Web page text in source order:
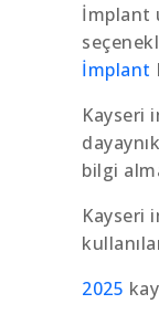
İmplant
İmplant
Kayseri
bilgi
Kayseri
2025